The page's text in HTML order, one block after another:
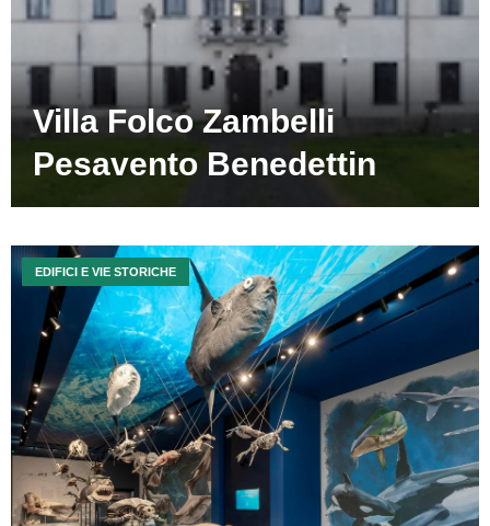
Villa Folco Zambelli
Pesavento Benedettin
EDIFICI E VIE STORICHE